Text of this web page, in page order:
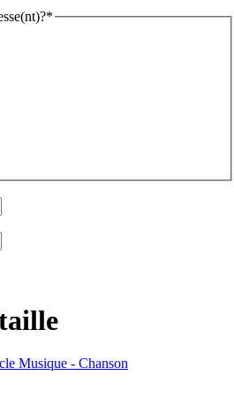
Musique - Chanson